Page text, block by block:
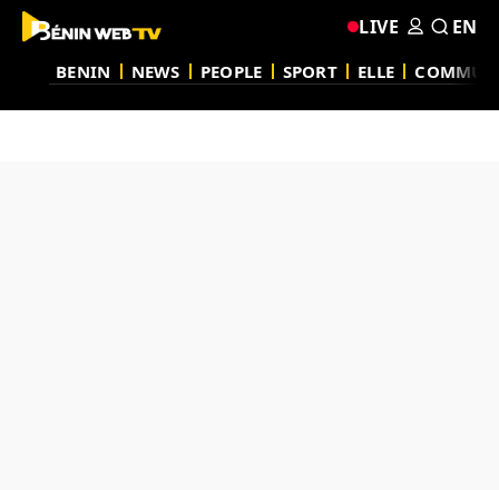
BENIN NEWS PEOPLE SPORT ELLE
LIVE EN